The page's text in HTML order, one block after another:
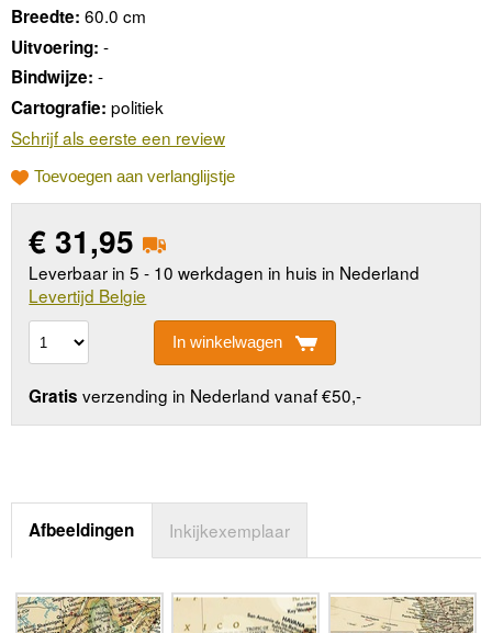
Breedte: 60.0 cm
Uitvoering: -
Bindwijze: -
Cartografie: politiek
Schrijf als eerste een review
Toevoegen aan verlanglijstje
€ 31,95
Leverbaar in 5 - 10 werkdagen in huis in Nederland
Levertijd Belgie
In winkelwagen
Gratis verzending in Nederland vanaf €50,-
Afbeeldingen Inkijkexemplaar